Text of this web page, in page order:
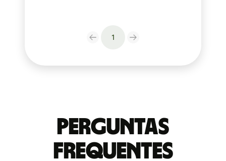
1
Perguntas
frequentes